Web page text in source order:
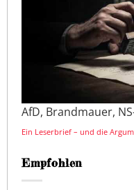
AfD, Brandmauer,
Ein Leserbrief – und die
Empfohlen